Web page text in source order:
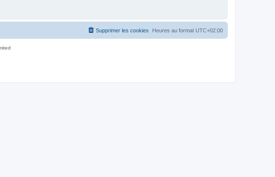
Heures au format UTC+02:00
Supprimer les cookies